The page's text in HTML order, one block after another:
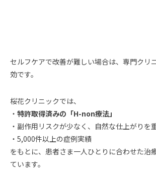
セルフケアで改善が難しい場合は、専門クリ
効です。
桜花クリニックでは、
・ 特許取得済みの「H-non療法」
・副作用リスクが少なく、自然な仕上がりを
・5,000件以上の症例実績
をもとに、患者さま一人ひとりに合わせた治
ています。